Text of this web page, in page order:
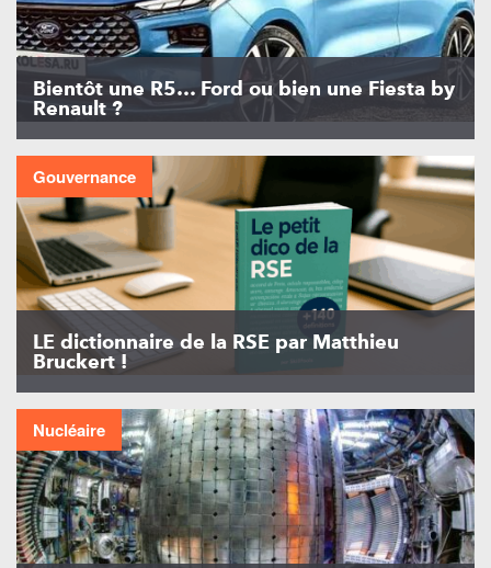
Bientôt une R5… Ford ou bien une Fiesta by
Renault ?
Gouvernance
LE dictionnaire de la RSE par Matthieu
Bruckert !
Nucléaire